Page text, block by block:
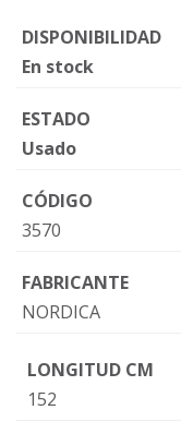
DISPONIBILIDAD
En stock
ESTADO
Usado
CÓDIGO
3570
FABRICANTE
NORDICA
LONGITUD CM
152